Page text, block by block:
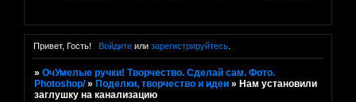
Привет, Гость! Войдитеили зарегистрируйтесь.
»ОчУмелые ручки! Творчество. Сделай сам. Фото.
Photoshop/ » Поделки, творчество и идеи » Нам установили
заглушку на канализацию